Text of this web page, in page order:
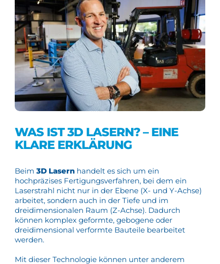
WAS IST 3D LASERN? – EINE
KLARE ERKLÄRUNG
Beim 3D Lasern handelt es sich um ein
hochpräzises Fertigungsverfahren, bei dem ein
Laserstrahl nicht nur in der Ebene (X- und Y-Achse)
arbeitet, sondern auch in der Tiefe und im
dreidimensionalen Raum (Z-Achse). Dadurch
können komplex geformte, gebogene oder
dreidimensional verformte Bauteile bearbeitet
werden.
Mit dieser Technologie können unter anderem